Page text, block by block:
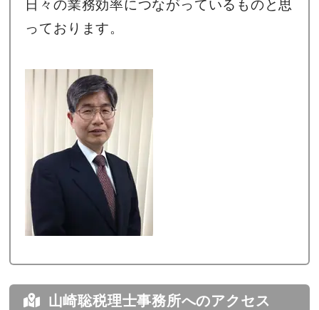
日々の業務効率につながっているものと思
っております。
山崎聡税理士事務所へのアクセス